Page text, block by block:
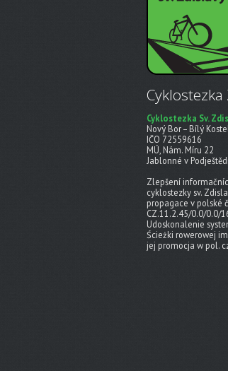
Cyklostezka
Cyklostezka Sv.
Nový Bor – Bílý
IČO 72559616
MÚ, Nám. Míru 22
Jablonné v
Zlepšení
cyklostezky sv.
propagace v polské
CZ.11.2.45/0.0/0.0/
Udoskonalenie
Ścieżki rowerowej
jej promocja w pol.